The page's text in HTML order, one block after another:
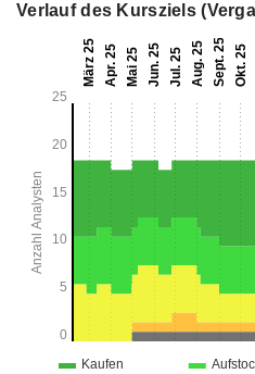
Verlauf des Kursziels